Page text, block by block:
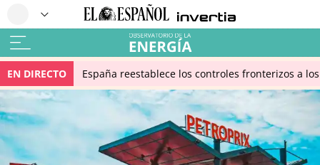
EN DIRECTO España reestablece los controles fronterizos a